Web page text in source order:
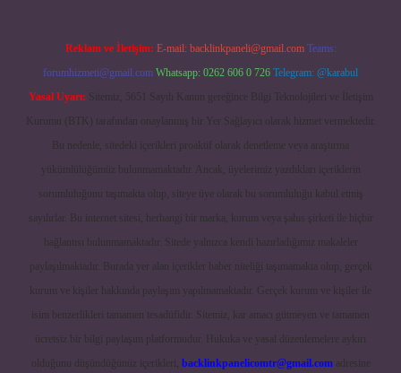
Reklam ve İletişim: E-mail: backlinkpaneli@gmail.com Teams:
forumhizmeti@gmail.com Whatsapp: 0262 606 0 726 Telegram: @karabul
Yasal Uyarı: Sitemiz, 5651 Sayılı Kanun gereğince Bilgi Teknolojileri ve İletişim
Kurumu (BTK) tarafından onaylanmış bir Yer Sağlayıcı olarak hizmet vermektedir.
Bu nedenle, sitedeki içerikleri proaktif olarak denetleme veya araştırma
yükümlülüğümüz bulunmamaktadır. Ancak, üyelerimiz yazdıkları içeriklerin
sorumluluğunu taşımakta olup, siteye üye olarak bu sorumluluğu kabul etmiş
sayılırlar. Bu internet sitesi, herhangi bir marka, kurum veya şahıs şirketi ile hiçbir
bağlantısı bulunmamaktadır. Sitede yalnızca kendi hazırladığımız makaleler
paylaşılmaktadır. Burada yer alan içerikler haber niteliği taşımamakta olup, gerçek
kurum ve kişiler hakkında paylaşım yapılmamaktadır. Gerçek kurum ve kişiler ile
isim benzerlikleri tamamen tesadüfidir. Sitemiz, kar amacı gütmeyen ve tamamen
ücretsiz bir bilgi paylaşım platformudur. Hukuka ve yasal düzenlemelere aykırı
olduğunu düşündüğünüz içerikleri, backlinkpanelicomtr@gmail.comadresine